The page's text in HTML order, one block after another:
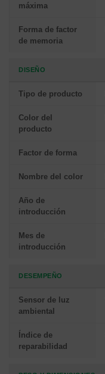
máxima
Forma de factor
de memoria
DISEÑO
Tipo de producto
Color del
producto
Factor de forma
Nombre del color
Año de
introducción
Mes de
introducción
DESEMPEÑO
Sensor de luz
ambiental
Índice de
reparabilidad